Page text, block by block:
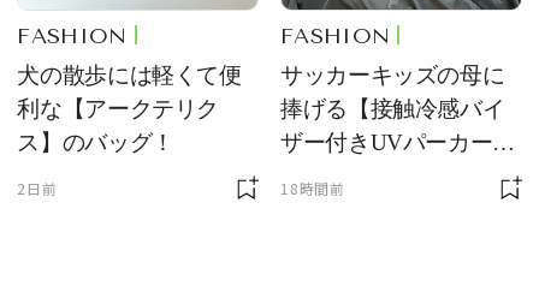
FASHION
犬の散歩には軽くて便
利な【アークテリク
ス】のバッグ！
2日前
FASHION
サッカーキッズの母に
捧げる【接触冷感バイ
ザー付きUVパーカー】
18時間前